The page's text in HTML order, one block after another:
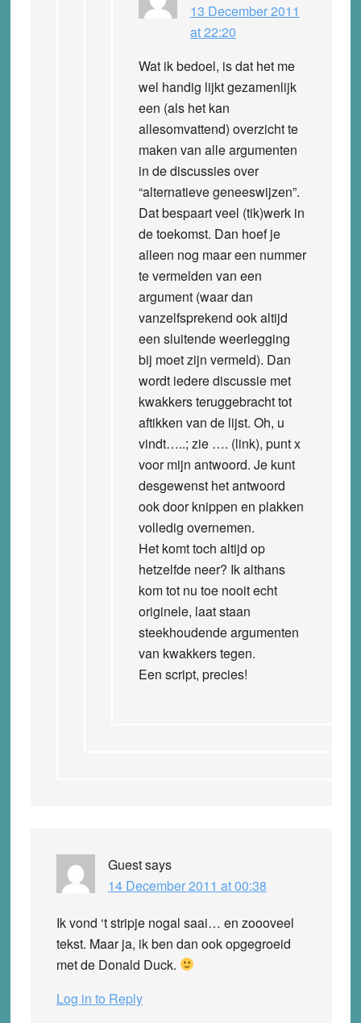
13 December 2011
at 22:20
Wat ik bedoel, is dat het me
wel handig lijkt gezamenlijk
een (als het kan
allesomvattend) overzicht te
maken van alle argumenten
in de discussies over
“alternatieve geneeswijzen”.
Dat bespaart veel (tik)werk in
de toekomst. Dan hoef je
alleen nog maar een nummer
te vermelden van een
argument (waar dan
vanzelfsprekend ook altijd
een sluitende weerlegging
bij moet zijn vermeld). Dan
wordt iedere discussie met
kwakkers teruggebracht tot
aftikken van de lijst. Oh, u
vindt…..; zie …. (link), punt x
voor mijn antwoord. Je kunt
desgewenst het antwoord
ook door knippen en plakken
volledig overnemen.
Het komt toch altijd op
hetzelfde neer? Ik althans
kom tot nu toe nooit echt
originele, laat staan
steekhoudende argumenten
van kwakkers tegen.
Een script, precies!
Guestsays
14 December 2011 at 00:38
Ik vond ‘t stripje nogal saai… en zoooveel
tekst. Maar ja, ik ben dan ook opgegroeid
met de Donald Duck.
Log in to Reply